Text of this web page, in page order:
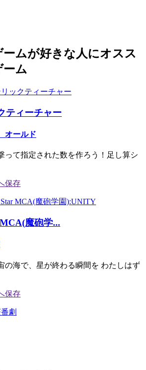
ムが好きな人にオスス
ーム
ティーチャー
オールド
って指定された数を作ろう！足し算シ
魔砲学...
の海で、星が終わる瞬間を わたしはず